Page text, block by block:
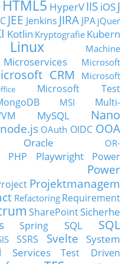
HTML5 HyperVIIS iOSJ
JEE Jenkins JIRA JPA jQuer
Kotlin Kryptografie Kubern
Linux
Machine
Microservices
Microsoft
CRM
Microsoft
Microsoft Test
MSI
Multi-
MySQL
Nano
node.js OAuth OIDC OOA
Oracle
OR-
PHP Playwright
Power
Power
Projektmanagem
Refactoring Requirement
SharePointSicherhe
Spring SQL
SQL
SSRS Svelte
System
Services
Test Driven